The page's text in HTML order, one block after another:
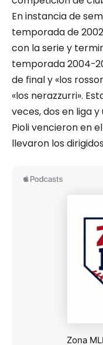
En instancia de
temporada de
con la serie y
temporada 2004-
de final y «los
«los nerazzurri».
veces, dos en liga
Pioli vencieron en
llevaron los